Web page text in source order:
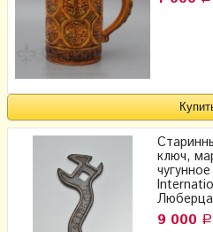
ключ,
9 000 Р